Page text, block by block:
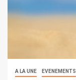
A LA UNE EVENEMENTS